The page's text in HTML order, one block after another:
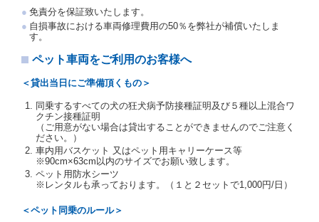
ことをいいます。
注２）運転免許証とは、道路交通法第９２条に規定
される運転免許証のうち、道路交通法施行規則第１
す。
に対し、運転免許証のほかに本人確認ができる書類の
あります。
当社は、貸渡契約の締結にあたり、借受期間中に借受
人及び運転者と連絡するための携帯電話番号等の告知
を求めます。
当社は、貸渡契約の締結にあたり、借受人に対し、ク
レジットカード若しくは現金による支払いを求め、又
はその他の支払方法を指定することがあります。
借受人は契約後の借受期間の延長はできないものとし
免責分を保証致いたします。
自損事故における車両修理費用の50％を弊社が補償いたしま
す。
ペット車両をご利用のお客様へ
＜貸出当日にご準備頂くもの＞
同乗するすべての犬の狂犬病予防接種証明及び５種以上混合ワ
クチン接種証明
（ご用意がない場合は貸出することができませんのでご注意く
ださい。）
車内用バスケット 又はペット用キャリーケース等
※90cm×63cm以内のサイズでお願い致します。
ペット用防水シーツ
※レンタルも承っております。（１と２セットで1,000円/日）
＜ペット同乗のルール＞